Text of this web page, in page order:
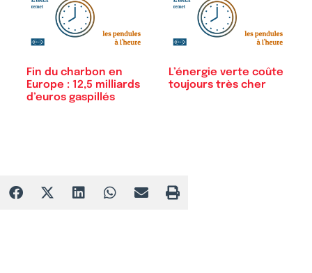
Fin du charbon en
Europe : 12,5 milliards
d’euros gaspillés
L’énergie verte coûte
toujours très cher